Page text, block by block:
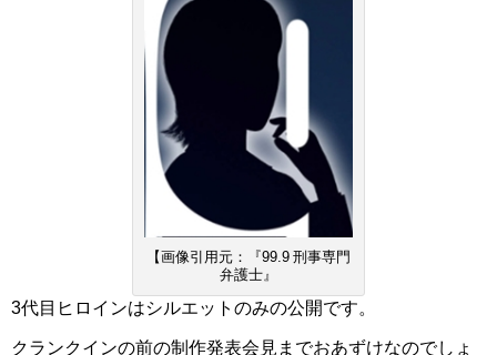
【画像引用元：『99.9 刑事専門
弁護士』
3代目ヒロインはシルエットのみの公開です。
クランクインの前の制作発表会見までおあずけなのでしょ